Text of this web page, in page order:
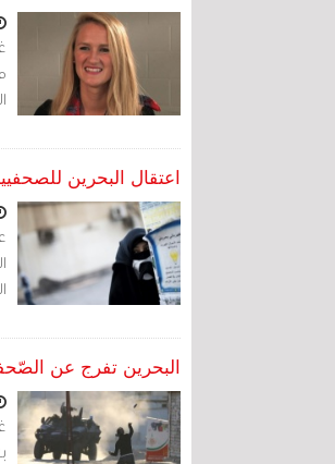
اعتقال البحرين
البحرين تفرج عن